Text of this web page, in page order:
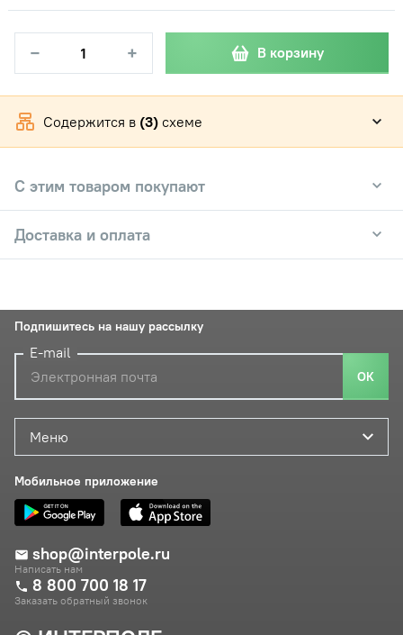
− + В корзину
Содержится в (3) схеме
С этим товаром покупают
Доставка и оплата
Меню
Мобильное приложение
shop@interpole.ru
Написать нам
8 800 700 18 17
Заказать обратный звонок
Подпишитесь на нашу рассылку
E-mail
ОК